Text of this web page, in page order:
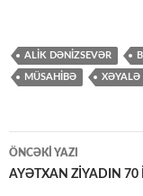
ALİK DƏNİZSEVƏR
MÜSAHİBƏ XƏYALƏ
Yazılar
üzrə
ÖNCƏKI YAZI
AYƏTXAN ZİYADIN 70